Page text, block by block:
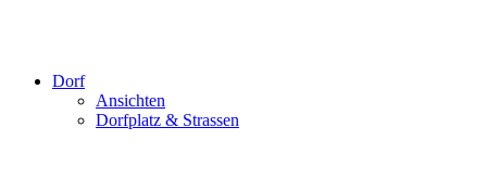
Dorf
Ansichten
Dorfplatz & Strassen